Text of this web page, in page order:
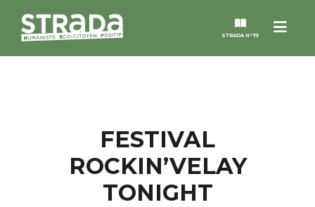
Menu
STRADA N°73
NOS THÈMES
FESTIVAL
ROCKIN’VELAY
TONIGHT